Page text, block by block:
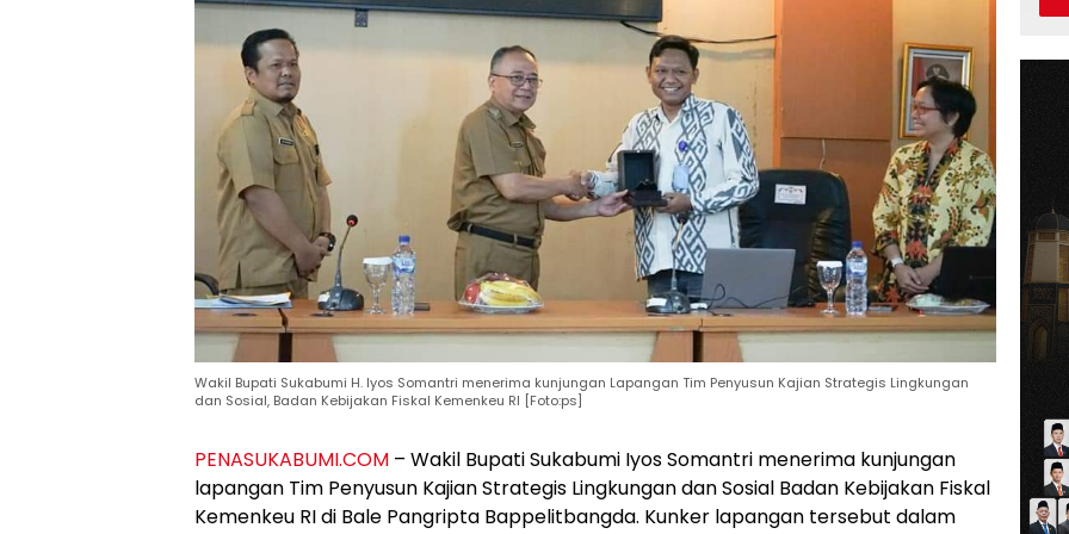
Wakil Bupati Sukabumi H. Iyos Somantri menerima kunjungan Lapangan Tim Penyusun Kajian Strategis Lingkungan
dan Sosial, Badan Kebijakan Fiskal Kemenkeu RI [Foto:ps]
PENASUKABUMI.COM – Wakil Bupati Sukabumi Iyos Somantri menerima kunjungan
lapangan Tim Penyusun Kajian Strategis Lingkungan dan Sosial Badan Kebijakan Fiskal
Kemenkeu RI di Bale Pangripta Bappelitbangda. Kunker lapangan tersebut dalam